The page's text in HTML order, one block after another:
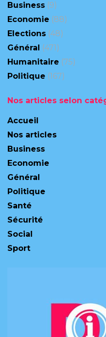
Business (9)
Economie (88)
Elections (48)
Général
(471)
Humanitaire (75)
Politique (167)
Nos articles selon
Accueil
Nos articles
Business
Economie
Général
Politique
Santé
Sécurité
Social
Sport